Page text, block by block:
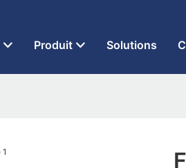
Produit Solutions